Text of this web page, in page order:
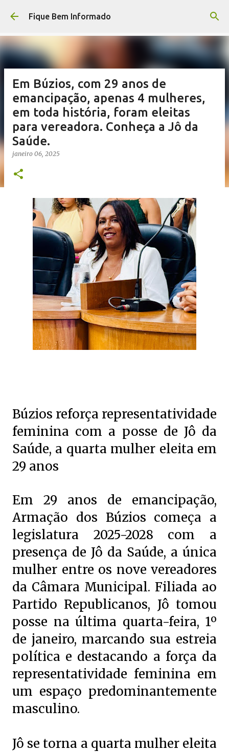
Pular para o conteúdo principal
Fique Bem Informado
Em Búzios, com 29 anos de
emancipação, apenas 4 mulheres,
em toda história, foram eleitas
para vereadora. Conheça a Jô da
Saúde.
janeiro 06, 2025
Búzios reforça representatividade
feminina com a posse de Jô da
Saúde, a quarta mulher eleita em
29 anos
Em 29 anos de emancipação,
Armação dos Búzios começa a
legislatura 2025-2028 com a
presença de Jô da Saúde, a única
mulher entre os nove vereadores
da Câmara Municipal. Filiada ao
Partido Republicanos, Jô tomou
posse na última quarta-feira, 1º
de janeiro, marcando sua estreia
política e destacando a força da
representatividade feminina em
um espaço predominantemente
masculino.
Jô se torna a quarta mulher eleita